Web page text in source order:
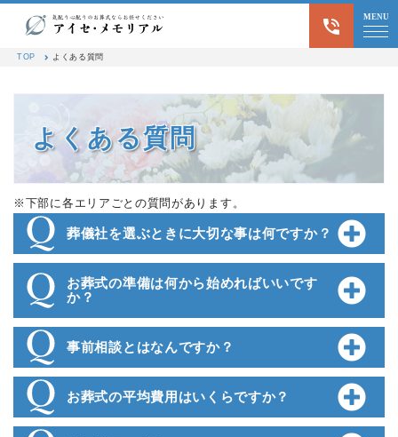
MENU
TOP よくある質問
よくある質問
※下部に各エリアごとの質問があります。
葬儀社を選ぶときに大切な事は何ですか？
お葬式の準備は何から始めればいいです
か？
事前相談とはなんですか？
お葬式の平均費用はいくらですか？